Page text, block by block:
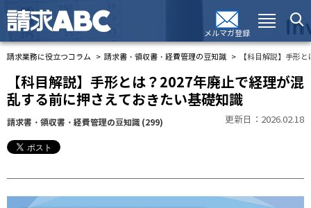
メルマガ登録
請求業務に役立つコラム 請求書・領収書・経費管理の豆知識 【科目解説】手形
【科目解説】手形とは？2027年廃止で経理が混
乱する前に押さえておきたい基礎知識
請求書・領収書・経費管理の豆知識 (299) 更新日：2026.02.18